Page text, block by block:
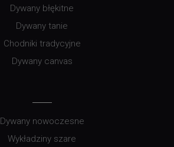
Dywany błękitne
Dywany tanie
Chodniki tradycyjne
Dywany canvas
Dywany nowoczesne
Wykładziny szare